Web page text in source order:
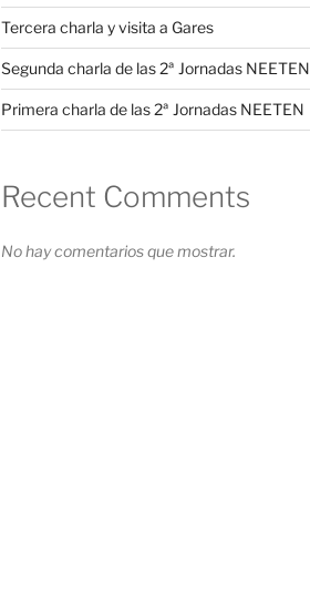
Tercera charla y visita a Gares
Segunda charla de las 2ª Jornadas NEETEN
Primera charla de las 2ª Jornadas NEETEN
Recent Comments
No hay comentarios que mostrar.